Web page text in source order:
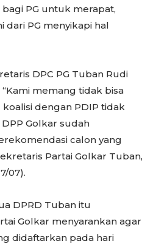
PG untuk merapat,
dari PG menyikapi hal
DPC PG Tuban Rudi
memang tidak bisa
dengan PDIP tidak
Golkar sudah
calon yang
Partai Golkar Tuban,
07).
DPRD Tuban itu
Golkar menyarankan agar
didaftarkan pada hari